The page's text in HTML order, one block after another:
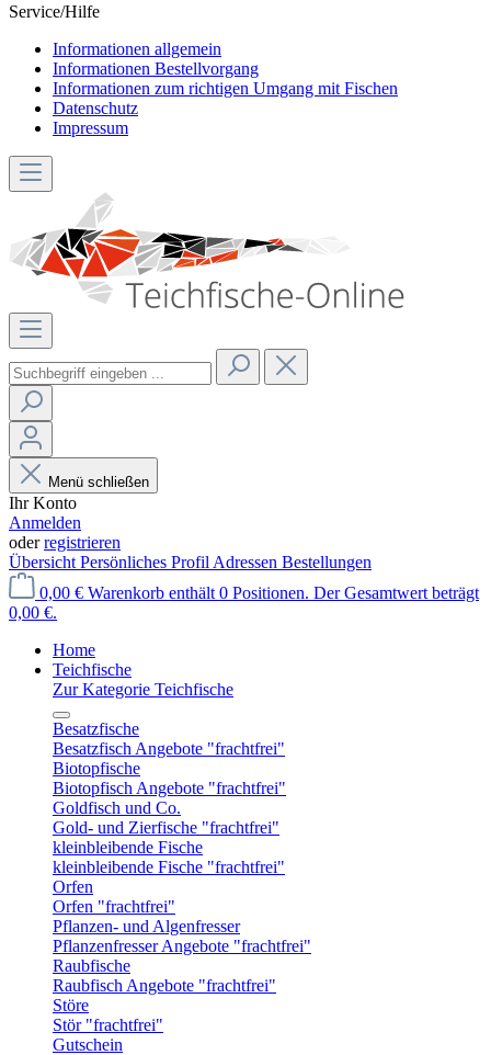
Service/Hilfe
Informationen allgemein
Informationen Bestellvorgang
Informationen zum richtigen Umgang mit Fischen
Datenschutz
Impressum
Menü schließen
Ihr Konto
Anmelden
oderregistrieren
Übersicht Persönliches Profil Adressen Bestellungen
0,00 € Warenkorb enthält 0 Positionen. Der Gesamtwert beträgt
0,00 €.
Home
Teichfische
Zur Kategorie Teichfische
Besatzfische
Besatzfisch Angebote "frachtfrei"
Biotopfische
Biotopfisch Angebote "frachtfrei"
Goldfisch und Co.
Gold- und Zierfische "frachtfrei"
kleinbleibende Fische
kleinbleibende Fische "frachtfrei"
Orfen
Orfen "frachtfrei"
Pflanzen- und Algenfresser
Pflanzenfresser Angebote "frachtfrei"
Raubfische
Raubfisch Angebote "frachtfrei"
Störe
Stör "frachtfrei"
Gutschein